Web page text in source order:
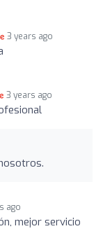
3 years ago
3 years ago
ago
mejor servicio